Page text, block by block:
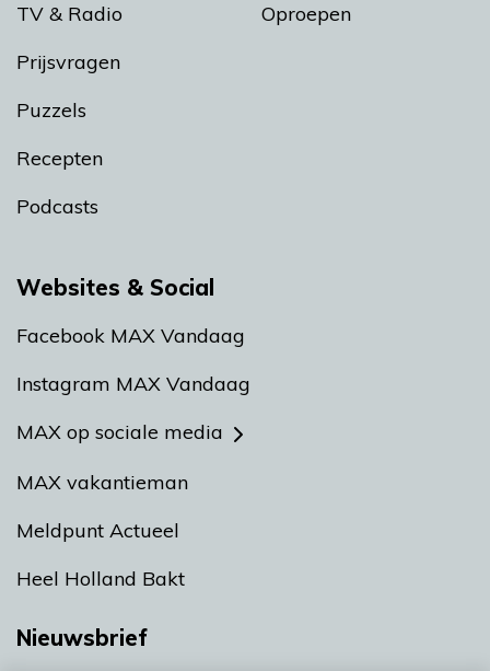
TV & Radio
Prijsvragen
Puzzels
Recepten
Podcasts
Oproepen
Websites & Social
Facebook MAX Vandaag
Instagram MAX Vandaag
MAX op sociale media
MAX vakantieman
Meldpunt Actueel
Heel Holland Bakt
Nieuwsbrief